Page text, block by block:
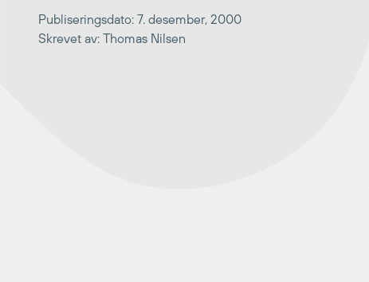
Publiseringsdato: 7. desember, 2000
Skrevet av: Thomas Nilsen